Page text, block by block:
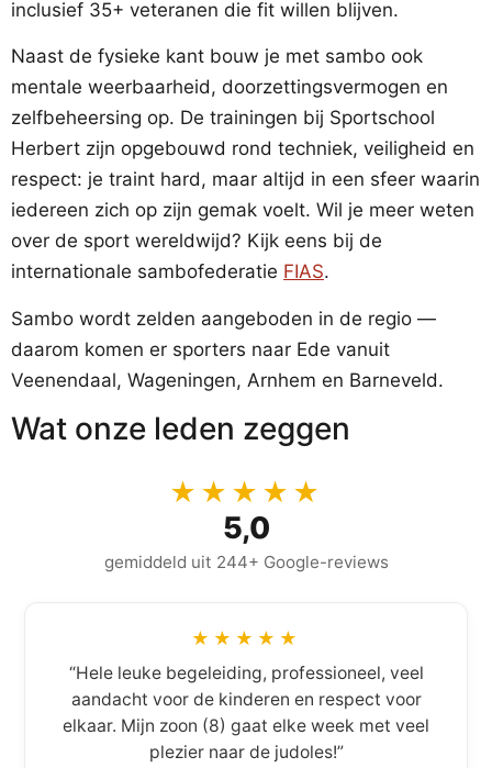
inclusief 35+ veteranen die fit willen blijven.
Naast de fysieke kant bouw je met sambo ook
mentale weerbaarheid, doorzettingsvermogen en
zelfbeheersing op. De trainingen bij Sportschool
Herbert zijn opgebouwd rond techniek, veiligheid en
respect: je traint hard, maar altijd in een sfeer waarin
iedereen zich op zijn gemak voelt. Wil je meer weten
over de sport wereldwijd? Kijk eens bij de
internationale sambofederatie FIAS.
Sambo wordt zelden aangeboden in de regio —
daarom komen er sporters naar Ede vanuit
Veenendaal, Wageningen, Arnhem en Barneveld.
Wat onze leden zeggen
★★★★★
5,0
gemiddeld uit 244+ Google-reviews
★★★★★
“Hele leuke begeleiding, professioneel, veel
aandacht voor de kinderen en respect voor
elkaar. Mijn zoon (8) gaat elke week met veel
plezier naar de judoles!”